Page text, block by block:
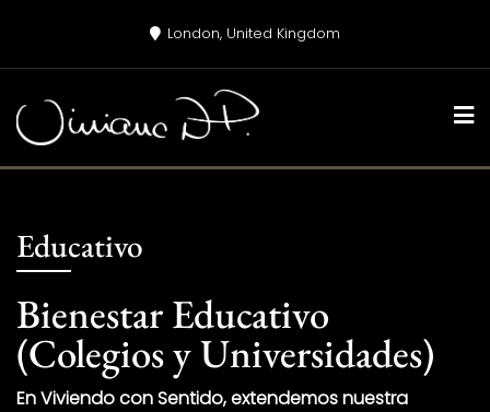
content
London, United Kingdom
Educativo
Bienestar Educativo
(Colegios y Universidades)
EnViviendo con Sentido, extendemos nuestra